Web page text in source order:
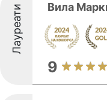
Лауреати Вила
9